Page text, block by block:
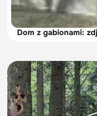
Dom z gabionami: